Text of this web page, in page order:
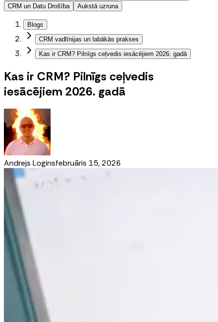
CRM un Datu Drošība
Aukstā uzruna
Blogs
CRM vadlīnijas un labākās prakses
Kas ir CRM? Pilnīgs ceļvedis iesācējiem 2026. gadā
Kas ir CRM? Pilnīgs ceļvedis
iesācējiem 2026. gadā
Andrejs Loginsfebruāris 15, 2026